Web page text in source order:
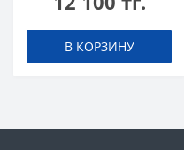
В КОРЗИНУ